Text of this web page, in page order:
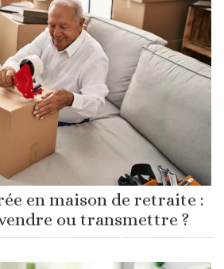
en maison de retraite :
ou transmettre ?